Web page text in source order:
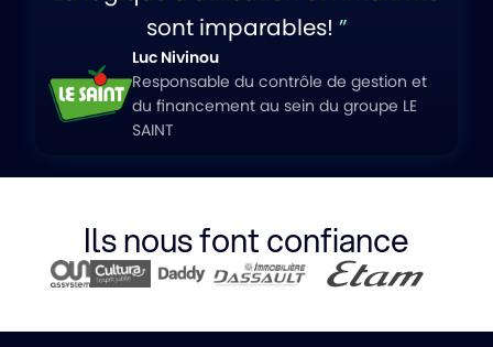
sont imparables! ”
Luc Nivinou
Responsable du contrôle de gestion et
du financement au sein du groupe LE
SAINT
Ils nous font confiance